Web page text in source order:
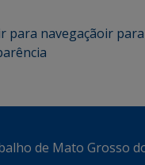
para navegaçãoir
de Mato Grosso